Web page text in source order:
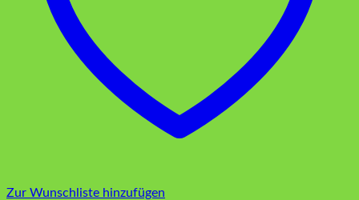
Zur Wunschliste hinzufügen